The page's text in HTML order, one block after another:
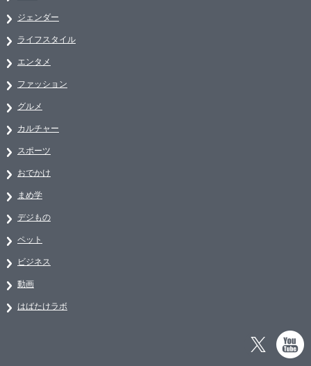
ジェンダー
ライフスタイル
エンタメ
ファッション
グルメ
カルチャー
スポーツ
おでかけ
まめ学
デジもの
ペット
ビジネス
動画
はばたけラボ